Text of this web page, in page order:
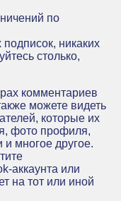
по
никаких
столько,
комментариев
можете видеть
которые их
фото профиля,
и многое другое.
аккаунта или
на тот или иной